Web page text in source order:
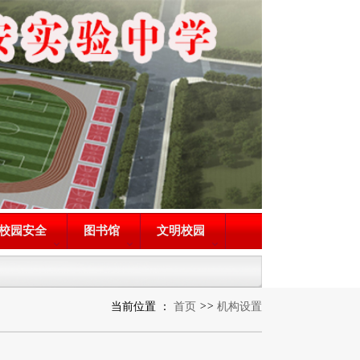
园安全 图书馆 文明校园
当前位置 ： 首页 >> 机构设置